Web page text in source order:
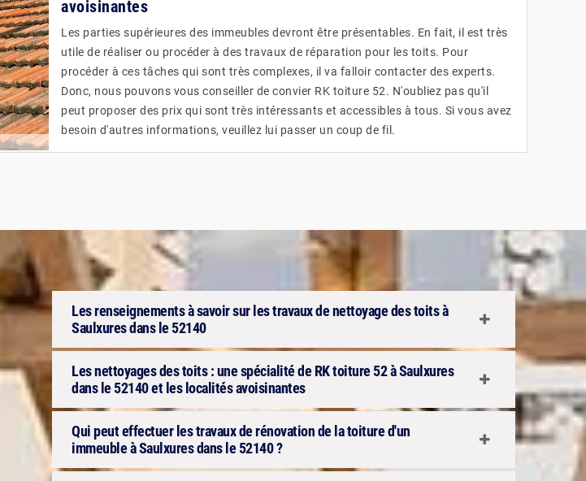
avoisinantes
Les parties supérieures des immeubles devront être présentables. En fait, il est très
utile de réaliser ou procéder à des travaux de réparation pour les toits. Pour
procéder à ces tâches qui sont très complexes, il va falloir contacter des experts.
Donc, nous pouvons vous conseiller de convier RK toiture 52. N'oubliez pas qu'il
peut proposer des prix qui sont très intéressants et accessibles à tous. Si vous avez
besoin d'autres informations, veuillez lui passer un coup de fil.
Les renseignements à savoir sur les travaux de nettoyage des toits à
Saulxures dans le 52140
Les nettoyages des toits : une spécialité de RK toiture 52 à Saulxures
dans le 52140 et les localités avoisinantes
Qui peut effectuer les travaux de rénovation de la toiture d'un
immeuble à Saulxures dans le 52140 ?